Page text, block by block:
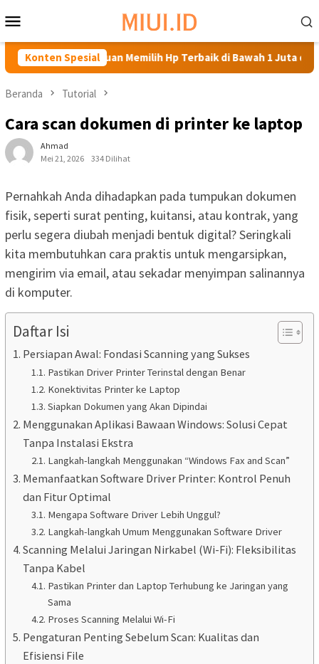
ke
kontenMobile
Konten Spesial
Panduan Memilih Hp Terbaik di Bawah 1 Juta di Tahun 2024
Beranda Tutorial
Cara scan dokumen di printer ke laptop
Ahmad
Mei 21, 2026
334 Dilihat
Pernahkah Anda dihadapkan pada tumpukan dokumen
fisik, seperti surat penting, kuitansi, atau kontrak, yang
perlu segera diubah menjadi bentuk digital? Seringkali
kita membutuhkan cara praktis untuk mengarsipkan,
mengirim via email, atau sekadar menyimpan salinannya
di komputer.
Daftar Isi
Persiapan Awal: Fondasi Scanning yang Sukses
Pastikan Driver Printer Terinstal dengan Benar
Konektivitas Printer ke Laptop
Siapkan Dokumen yang Akan Dipindai
Menggunakan Aplikasi Bawaan Windows: Solusi Cepat
Tanpa Instalasi Ekstra
Langkah-langkah Menggunakan “Windows Fax and Scan”
Memanfaatkan Software Driver Printer: Kontrol Penuh
dan Fitur Optimal
Mengapa Software Driver Lebih Unggul?
Langkah-langkah Umum Menggunakan Software Driver
Scanning Melalui Jaringan Nirkabel (Wi-Fi): Fleksibilitas
Tanpa Kabel
Pastikan Printer dan Laptop Terhubung ke Jaringan yang
Sama
Proses Scanning Melalui Wi-Fi
Pengaturan Penting Sebelum Scan: Kualitas dan
Efisiensi File